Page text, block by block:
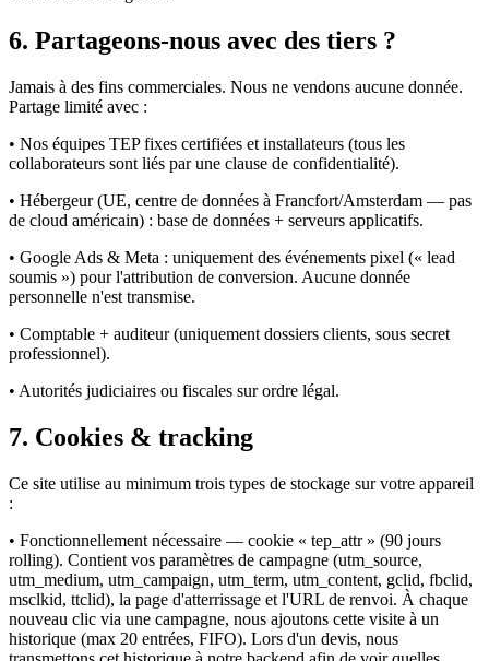
6. Partageons-nous avec des tiers ?
Jamais à des fins commerciales. Nous ne vendons aucune donnée.
Partage limité avec :
• Nos équipes TEP fixes certifiées et installateurs (tous les
collaborateurs sont liés par une clause de confidentialité).
• Hébergeur (UE, centre de données à Francfort/Amsterdam — pas
de cloud américain) : base de données + serveurs applicatifs.
• Google Ads & Meta : uniquement des événements pixel (« lead
soumis ») pour l'attribution de conversion. Aucune donnée
personnelle n'est transmise.
• Comptable + auditeur (uniquement dossiers clients, sous secret
professionnel).
• Autorités judiciaires ou fiscales sur ordre légal.
7. Cookies & tracking
Ce site utilise au minimum trois types de stockage sur votre appareil
:
• Fonctionnellement nécessaire — cookie « tep_attr » (90 jours
rolling). Contient vos paramètres de campagne (utm_source,
utm_medium, utm_campaign, utm_term, utm_content, gclid, fbclid,
msclkid, ttclid), la page d'atterrissage et l'URL de renvoi. À chaque
nouveau clic via une campagne, nous ajoutons cette visite à un
historique (max 20 entrées, FIFO). Lors d'un devis, nous